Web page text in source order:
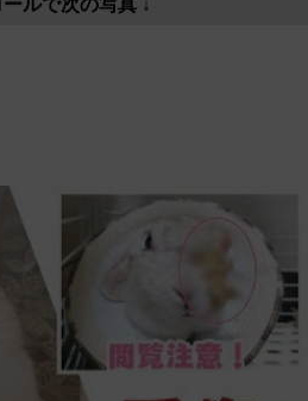
ールで次の写真 ↓